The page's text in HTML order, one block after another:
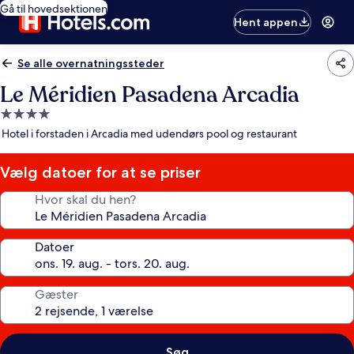
Gå til hovedsektionen
Hent appen
Se alle overnatningssteder
Le Méridien Pasadena Arcadia
4.0-
stjernet
Hotel i forstaden i Arcadia med udendørs pool og restaurant
Vælg datoer for at se priser
Hvor skal du hen?
Datoer
Gæster